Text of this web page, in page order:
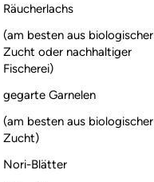
Räucherlachs
(am besten aus biologischer
Zucht oder nachhaltiger
Fischerei)
gegarte Garnelen
(am besten aus biologischer
Zucht)
Nori-Blätter